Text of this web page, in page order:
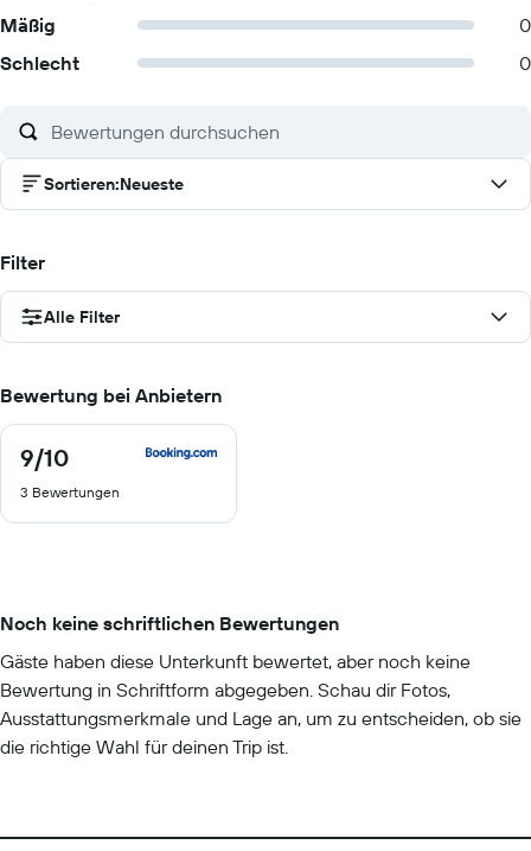
Mäßig
0
Schlecht
0
Sortieren:Neueste
Filter
Alle Filter
Bewertung bei Anbietern
9/10
9
von
10
3 Bewertungen
Noch keine schriftlichen Bewertungen
Gäste haben diese Unterkunft bewertet, aber noch keine
Bewertung in Schriftform abgegeben. Schau dir Fotos,
Ausstattungsmerkmale und Lage an, um zu entscheiden, ob sie
die richtige Wahl für deinen Trip ist.